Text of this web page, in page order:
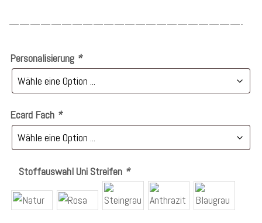
——————————————————————-
Personalisierung *
Ecard Fach *
Stoffauswahl Uni Streifen *